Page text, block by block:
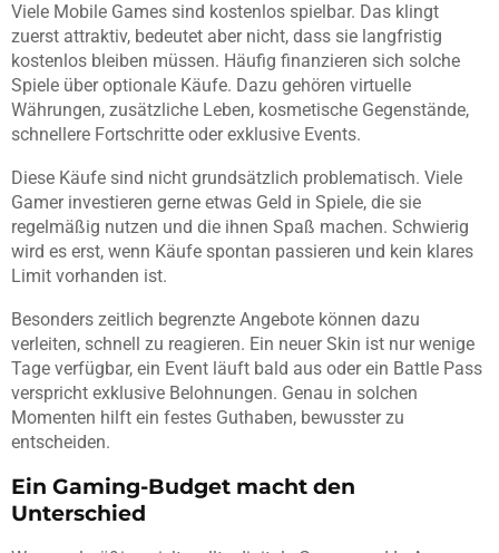
Viele Mobile Games sind kostenlos spielbar. Das klingt
zuerst attraktiv, bedeutet aber nicht, dass sie langfristig
kostenlos bleiben müssen. Häufig finanzieren sich solche
Spiele über optionale Käufe. Dazu gehören virtuelle
Währungen, zusätzliche Leben, kosmetische Gegenstände,
schnellere Fortschritte oder exklusive Events.
Diese Käufe sind nicht grundsätzlich problematisch. Viele
Gamer investieren gerne etwas Geld in Spiele, die sie
regelmäßig nutzen und die ihnen Spaß machen. Schwierig
wird es erst, wenn Käufe spontan passieren und kein klares
Limit vorhanden ist.
Besonders zeitlich begrenzte Angebote können dazu
verleiten, schnell zu reagieren. Ein neuer Skin ist nur wenige
Tage verfügbar, ein Event läuft bald aus oder ein Battle Pass
verspricht exklusive Belohnungen. Genau in solchen
Momenten hilft ein festes Guthaben, bewusster zu
entscheiden.
Ein Gaming-Budget macht den
Unterschied